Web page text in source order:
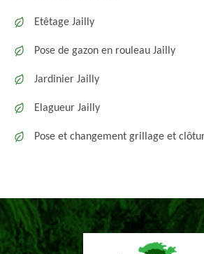
Etêtage Jailly
Pose de gazon en rouleau Jailly
Jardinier Jailly
Elagueur Jailly
Pose et changement grillage et